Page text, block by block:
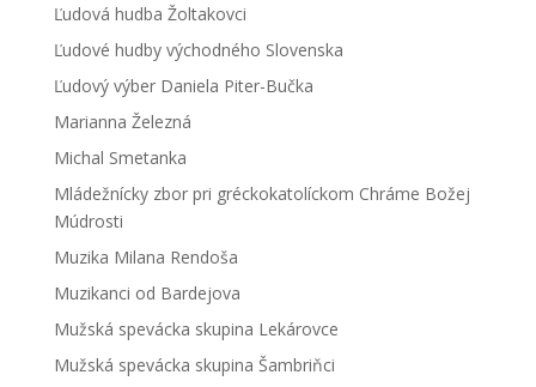
Ľudová hudba Žoltakovci
Ľudové hudby východného Slovenska
Ľudový výber Daniela Piter-Bučka
Marianna Železná
Michal Smetanka
Mládežnícky zbor pri gréckokatolíckom Chráme Božej
Múdrosti
Muzika Milana Rendoša
Muzikanci od Bardejova
Mužská spevácka skupina Lekárovce
Mužská spevácka skupina Šambriňci